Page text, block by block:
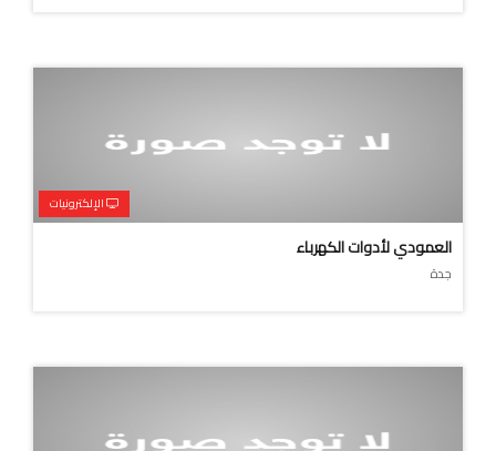
الإلكترونيات
العمودي لأدوات الكهرباء
جدة